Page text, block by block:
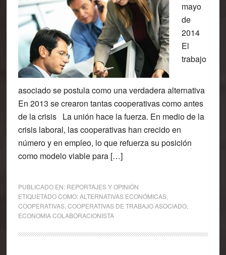
mayo
de
2014
El
trabajo
asociado se postula como una verdadera alternativa
En 2013 se crearon tantas cooperativas como antes
de la crisis La unión hace la fuerza. En medio de la
crisis laboral, las cooperativas han crecido en
número y en empleo, lo que refuerza su posición
como modelo viable para […]
PUBLICADO EN: REPORTAJES Y OPINIÓN
ETIQUETADO COMO:ALTERNATIVAS ECONÓMICAS,
COOPERATIVAS, COOPERATIVAS DE TRABAJO ASOCIADO,
ECONOMIA COLABORACIONISTA